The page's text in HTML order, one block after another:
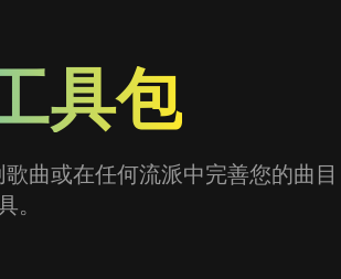
具包
曲或在任何流派中完善您的曲
。